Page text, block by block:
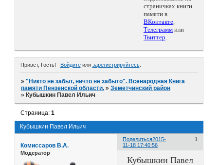
страничках книги
памяти в
ВКонтакте,
Телеграмм или
Твиттер.
Привет, Гость! Войдитеили зарегистрируйтесь.
»"Никто не забыт, ничто не забыто". Всенародная Книга
памяти Пензенской области. »Земетчинский район
» Кубышкин Павел Ильич
Кубышкин Павел Ильич
Страница:1
Поделиться 1
2015-
11-18 17:40:56
Комиссаров В.А.
Модератор
Кубышкин Павел